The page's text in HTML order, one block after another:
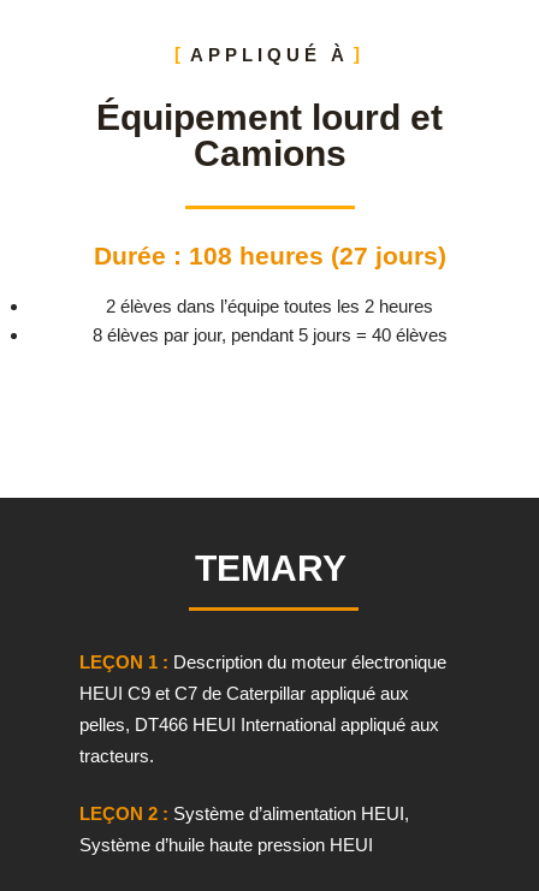
APPLIQUÉ À
Équipement lourd et
Camions
Durée : 108 heures (27 jours)
2 élèves dans l’équipe toutes les 2 heures
8 élèves par jour, pendant 5 jours = 40 élèves
TEMARY
LEÇON 1 : Description du moteur électronique
HEUI C9 et C7 de Caterpillar appliqué aux
pelles, DT466 HEUI International appliqué aux
tracteurs.
LEÇON 2 : Système d’alimentation HEUI,
Système d’huile haute pression HEUI